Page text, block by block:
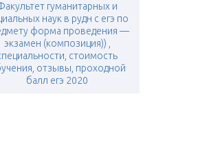
гуманитарных и
наук в рудн c егэ по
форма проведения —
экзамен (композиция)) ,
стоимость
отзывы, проходной
балл егэ 2020